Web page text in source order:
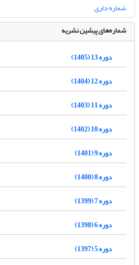
شماره جاری
شماره‌های پیشین نشریه
دوره 13 (1405)
دوره 12 (1404)
دوره 11 (1403)
دوره 10 (1402)
دوره 9 (1401)
دوره 8 (1400)
دوره 7 (1399)
دوره 6 (1398)
دوره 5 (1397)